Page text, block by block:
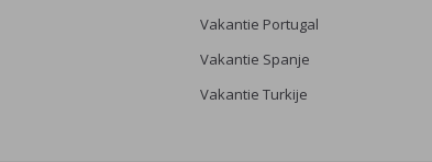
Vakantie Portugal
Vakantie Spanje
Vakantie Turkije